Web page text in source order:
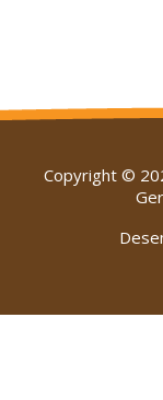
Copyright ©